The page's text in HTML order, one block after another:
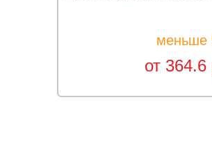
меньше
от 364.6